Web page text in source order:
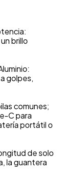
brillo
golpes,
comunes;
C para
portátil o
de solo
la guantera